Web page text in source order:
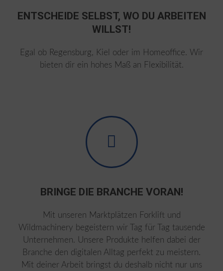
ENTSCHEIDE SELBST, WO DU ARBEITEN
WILLST!
Egal ob Regensburg, Kiel oder im Homeoffice. Wir
bieten dir ein hohes Maß an Flexibilität.
BRINGE DIE BRANCHE VORAN!
Mit unseren Marktplätzen Forklift und
Wildmachinery begeistern wir Tag für Tag tausende
Unternehmen. Unsere Produkte helfen dabei der
Branche den digitalen Alltag perfekt zu meistern.
Mit deiner Arbeit bringst du deshalb nicht nur uns